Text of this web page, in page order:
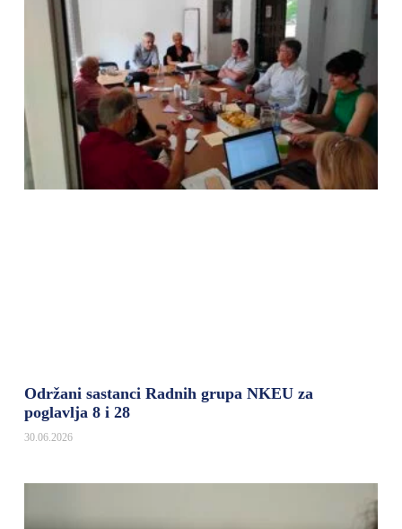
Održani sastanci Radnih grupa NKEU za
poglavlja 8 i 28
30.06.2026